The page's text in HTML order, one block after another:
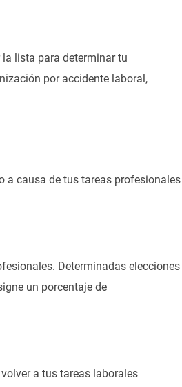
lista para determinar tu
por accidente laboral,
a causa de tus tareas profesionales
Determinadas elecciones
un porcentaje de
a tus tareas laborales